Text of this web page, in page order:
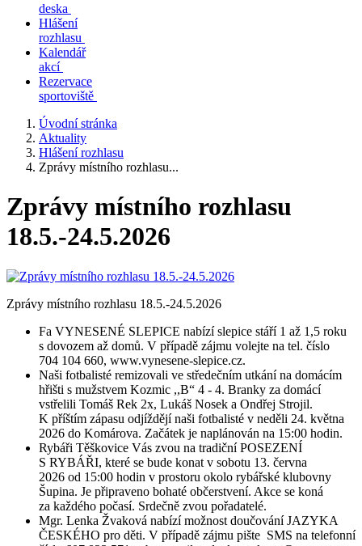
deska
Hlášení
rozhlasu
Kalendář
akcí
Rezervace
sportoviště
Úvodní stránka
Aktuality
Hlášení rozhlasu
Zprávy místního rozhlasu...
Zprávy místního rozhlasu
18.5.-24.5.2026
Zprávy místního rozhlasu 18.5.-24.5.2026
Fa VYNESENÉ SLEPICE nabízí slepice stáří 1 až 1,5 roku
s dovozem až domů. V případě zájmu volejte na tel. číslo
704 104 660, www.vynesene-slepice.cz.
Naši fotbalisté remizovali ve středečním utkání na domácím
hřišti s mužstvem Kozmic ,,B“ 4 - 4. Branky za domácí
vstřelili Tomáš Rek 2x, Lukáš Nosek a Ondřej Strojil.
K příštím zápasu odjíždějí naši fotbalisté v neděli 24. května
2026 do Komárova. Začátek je naplánován na 15:00 hodin.
Rybáři Těškovice Vás zvou na tradiční POSEZENÍ
S RYBÁŘI, které se bude konat v sobotu 13. června
2026 od 15:00 hodin v prostoru okolo rybářské klubovny
Šupina. Je připraveno bohaté občerstvení. Akce se koná
za každého počasí. Srdečně zvou pořadatelé.
Mgr. Lenka Žvaková nabízí možnost doučování JAZYKA
ČESKÉHO pro děti. V případě zájmu pište SMS na telefonní